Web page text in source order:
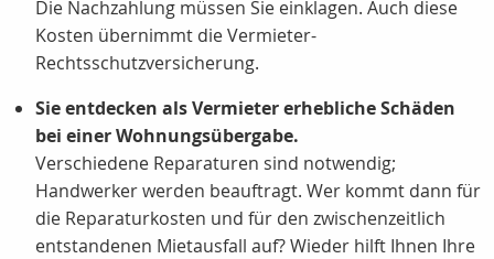
Die Nachzahlung müssen Sie einklagen. Auch diese
Kosten übernimmt die Vermieter-
Rechtsschutzversicherung.
Sie entdecken als Vermieter erhebliche Schäden
bei einer Wohnungsübergabe.
Verschiedene Reparaturen sind notwendig;
Handwerker werden beauftragt. Wer kommt dann für
die Reparaturkosten und für den zwischenzeitlich
entstandenen Mietausfall auf? Wieder hilft Ihnen Ihre